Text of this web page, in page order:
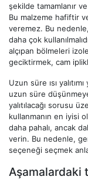
şekilde tamamlanır
Bu malzeme hafiftir
veremez. Bu nedenle,
daha çok
alçıpan bölmeleri
geciktirmek, cam
Uzun süre ısı
uzun süre
yalıtılacağı sorusu
kullanmanın en iyisi
daha pahalı, ancak
verin. Bu nedenle,
seçeneği seçmek
Aşamalardaki